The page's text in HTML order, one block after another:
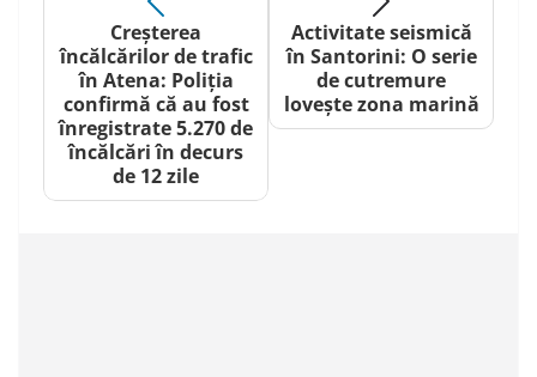
Creșterea
încălcărilor de trafic
în Atena: Poliția
confirmă că au fost
înregistrate 5.270 de
încălcări în decurs
de 12 zile
Activitate seismică
în Santorini: O serie
de cutremure
lovește zona marină